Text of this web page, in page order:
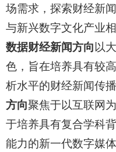
场需求，探索财经新
与新兴数字文化产业
数据财经新闻方向 以
色，旨在培养具有较
析水平的财经新闻传
方向聚焦于以互联网
于培养具有复合学科
能力的新一代数字媒